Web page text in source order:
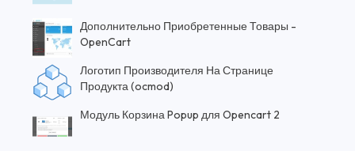
Дополнительно Приобретенные Товары -
OpenCart
Логотип Производителя На Странице
Продукта (ocmod)
Модуль Корзина Popup для Opencart 2